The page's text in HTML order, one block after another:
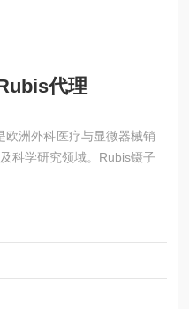
代理
欧洲外科医疗与显微器械销
科学研究领域。Rubis镊子